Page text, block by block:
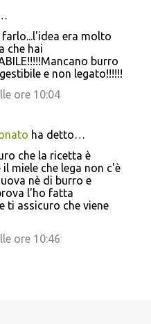
era molto
che hai
burro
e non legato!!!!!!
ore 10:04
ha detto…
che la ricetta è
miele che lega non c'è
nè di burro e
l'ho fatta
ti assicuro che viene
ore 10:46